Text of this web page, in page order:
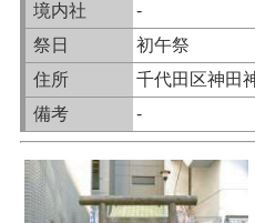
境内社
-
祭日
初午祭
住所
千代田区神田
備考
-